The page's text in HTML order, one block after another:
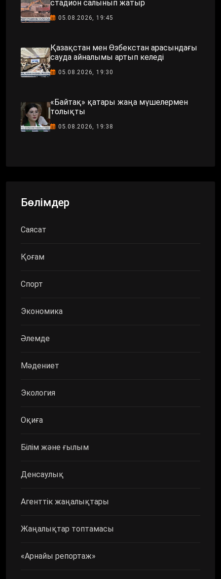
стадион салынып жатыр
05.08.2026, 19:45
Қазақстан мен Өзбекстан арасындағы
сауда айналымы артып келеді
05.08.2026, 19:30
«Байтақ» қатары жаңа мүшелермен
толықты
05.08.2026, 19:38
Бөлімдер
Саясат
Қоғам
Спорт
Экономика
Әлемде
Мәдениет
Экология
Оқиға
Білім және ғылым
Денсаулық
Агенттік жаңалықтары
Жаңалықтар топтамасы
«Арнайы репортаж»